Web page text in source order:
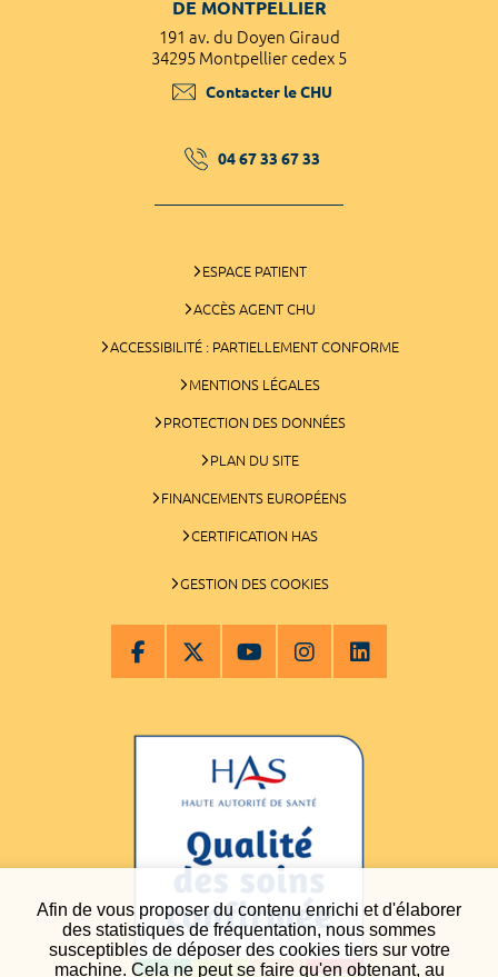
Afin de vous proposer du contenu enrichi et d'élaborer
des statistiques de fréquentation, nous sommes
susceptibles de déposer des cookies tiers sur votre
machine. Cela ne peut se faire qu'en obtenant, au
DE MONTPELLIER
191 av. du Doyen Giraud
34295 Montpellier cedex 5
Contacter le CHU
04 67 33 67 33
ESPACE PATIENT
ACCÈS AGENT CHU
ACCESSIBILITÉ : PARTIELLEMENT CONFORME
MENTIONS LÉGALES
PROTECTION DES DONNÉES
PLAN DU SITE
FINANCEMENTS EUROPÉENS
CERTIFICATION HAS
GESTION DES COOKIES